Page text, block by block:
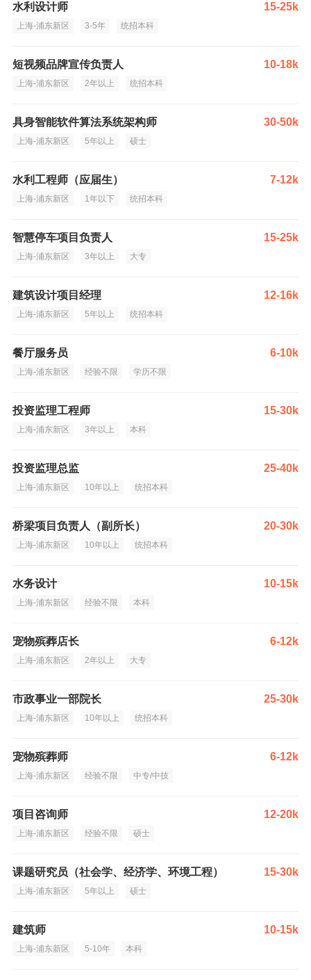
水利设计师 15-25k
上海-浦东新区 3-5年 统招本科
短视频品牌宣传负责人 10-18k
上海-浦东新区 2年以上 统招本科
具身智能软件算法系统架构师 30-50k
上海-浦东新区 5年以上 硕士
水利工程师（应届生） 7-12k
上海-浦东新区 1年以下 统招本科
智慧停车项目负责人 15-25k
上海-浦东新区 3年以上 大专
建筑设计项目经理 12-16k
上海-浦东新区 5年以上 统招本科
餐厅服务员 6-10k
上海-浦东新区 经验不限 学历不限
投资监理工程师 15-30k
上海-浦东新区 3年以上 本科
投资监理总监 25-40k
上海-浦东新区 10年以上 统招本科
桥梁项目负责人（副所长） 20-30k
上海-浦东新区 10年以上 统招本科
水务设计 10-15k
上海-浦东新区 经验不限 本科
宠物殡葬店长 6-12k
上海-浦东新区 2年以上 大专
市政事业一部院长 25-30k
上海-浦东新区 10年以上 统招本科
宠物殡葬师 6-12k
上海-浦东新区 经验不限 中专/中技
项目咨询师 12-20k
上海-浦东新区 经验不限 硕士
课题研究员（社会学、经济学、环境工程） 15-30k
上海-浦东新区 5年以上 硕士
建筑师 10-15k
上海-浦东新区 5-10年 本科